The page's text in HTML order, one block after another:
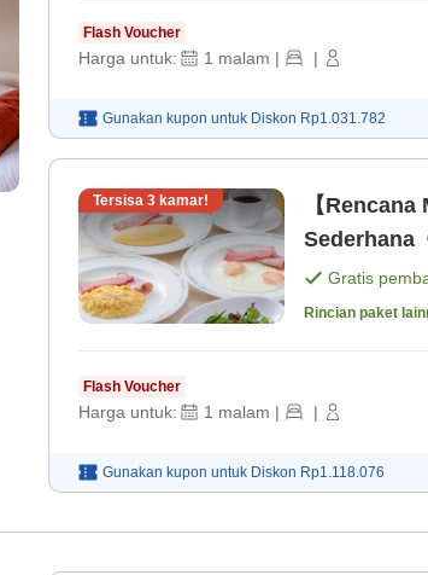
Flash Voucher
Harga untuk: 1 malam | |
Gunakan kupon untuk Diskon Rp1.031.782
Tersisa 3 kamar!
【
Sederhana
Gratis
Rincian paket
Flash Voucher
Harga untuk: 1 malam | |
Gunakan kupon untuk Diskon Rp1.118.076